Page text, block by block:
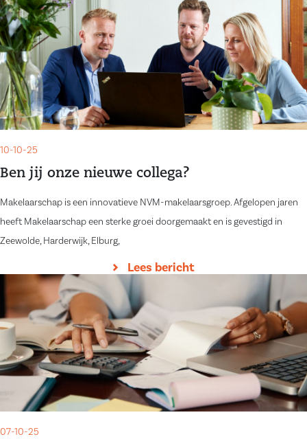
10-10-25
Ben jij onze nieuwe collega?
Makelaarschap is een innovatieve NVM-makelaarsgroep. Afgelopen jaren
heeft Makelaarschap een sterke groei doorgemaakt en is gevestigd in
Zeewolde, Harderwijk, Elburg,
Lees bericht
07-10-25